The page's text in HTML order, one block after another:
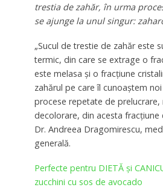
trestia de zahăr, în urma
se ajunge la unul singur:
„Sucul de trestie de zahăr este
termic, din care se extrage o
este melasa şi o fracţiune
zahărul pe care îl cunoaştem
procese repetate de prelucrare,
decolorare, din acesta fracţiune
Dr. Andreea Dragomirescu,
generală.
Perfecte pentru DIETĂ și
zucchini cu sos de avocado